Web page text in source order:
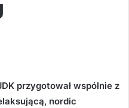
przygotował wspólnie z
nordic